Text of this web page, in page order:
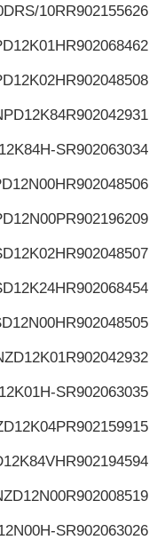
R902155626
10R
R902068462
R902048508
R902042931
R902063034
S
R902048506
R902196209
R902048507
R902068454
R902048505
R902042932
R902063035
S
R902159915
R902194594
R902008519
R902063026
S